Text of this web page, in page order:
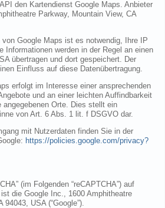
den Kartendienst Google Maps. Anbieter
Parkway, Mountain View, CA
Google Maps ist es notwendig, Ihre IP
Informationen werden in der Regel an einen
übertragen und dort gespeichert. Der
Einfluss auf diese Datenübertragung.
erfolgt im Interesse einer ansprechenden
und an einer leichten Auffindbarkeit
Orte. Dies stellt ein
von Art. 6 Abs. 1 lit. f DSGVO dar.
mit Nutzerdaten finden Sie in der
https://policies.google.com/privacy?
(im Folgenden “reCAPTCHA”) auf
die Google Inc., 1600 Amphitheatre
USA (“Google”).